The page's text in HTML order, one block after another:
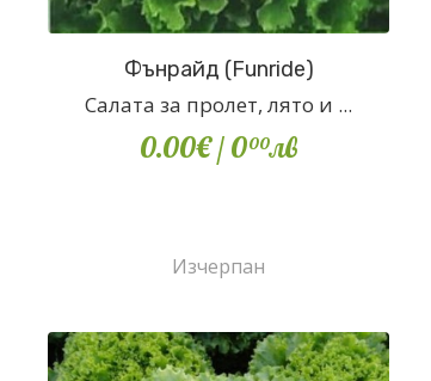
Фънрайд (Funride)
Салата за пролет, лято и ...
0.00€/ 000лв
Изчерпан